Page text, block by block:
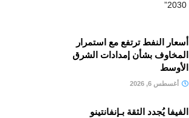
أسعار النفط ترتفع مع استمرار
المخاوف بشأن إمدادات الشرق
الأوسط
أغسطس 6, 2026
الفيفا يُجدد الثقة بـإنفانتينو